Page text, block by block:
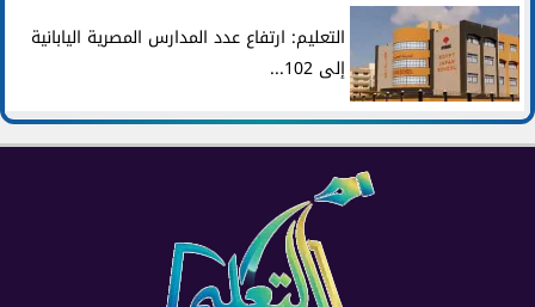
التعليم: ارتفاع عدد المدارس المصرية اليابانية
إلى 102...